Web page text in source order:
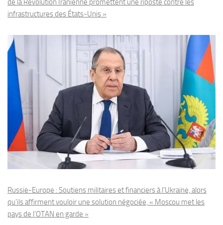
infrastructures des États-Unis »
Russie-Europe : Soutiens militaires et financiers à l’Ukraine, alors
qu’ils affirment vouloir une solution négociée, « Moscou met les
pays de l’OTAN en garde »